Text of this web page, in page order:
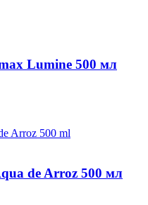
Lumine 500 мл
de Arroz 500 мл